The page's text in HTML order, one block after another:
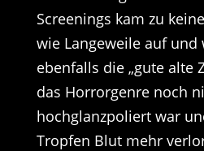
Screenings kam zu
wie Langeweile auf und
ebenfalls die „gute alte
das Horrorgenre noch
hochglanzpoliert war
Tropfen Blut mehr